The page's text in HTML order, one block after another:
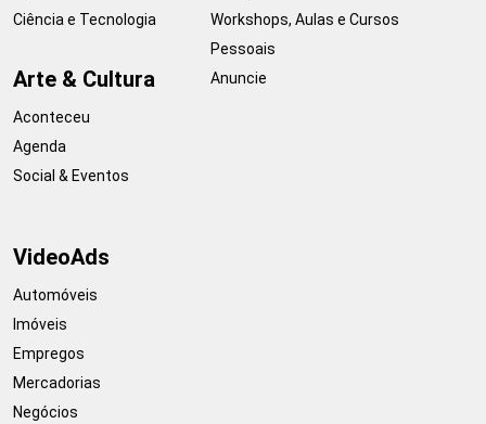
Ciência e Tecnologia
Arte & Cultura
Aconteceu
Agenda
Social & Eventos
Workshops, Aulas e Cursos
Pessoais
Anuncie
VideoAds
Automóveis
Imóveis
Empregos
Mercadorias
Negócios